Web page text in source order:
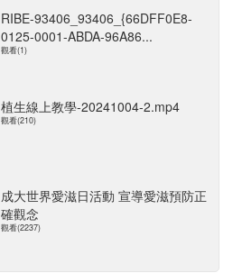
RIBE-93406_93406_{66DFF0E8-
0125-0001-ABDA-96A86...
觀看(1)
植生線上教學-20241004-2.mp4
觀看(210)
成大世界愛滋日活動 宣導愛滋預防正
確觀念
觀看(2237)